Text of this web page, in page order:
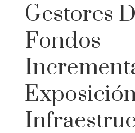
Gestores
Fondos